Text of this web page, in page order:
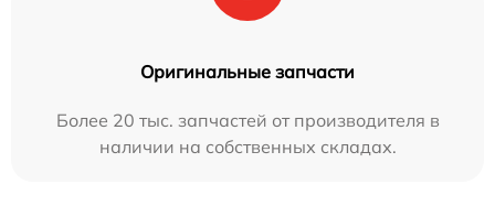
Оригинальные запчасти
Более 20 тыс. запчастей от производителя в
наличии на собственных складах.